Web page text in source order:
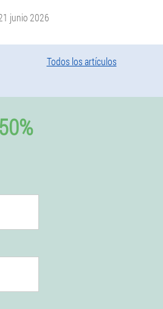
junio 2026
Todos los artículos